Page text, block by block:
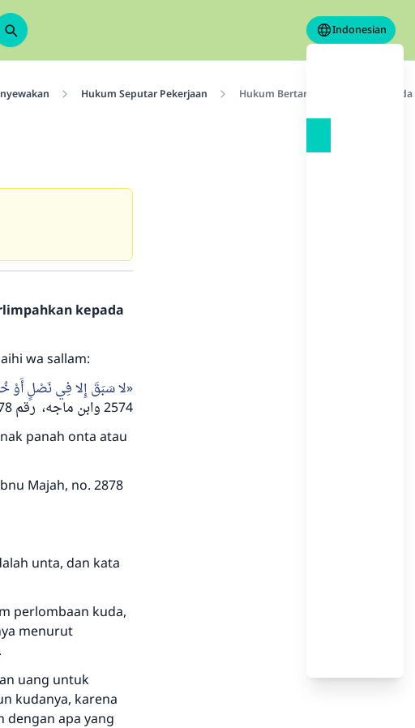
Indonesian
Hukum Seputar Pekerjaan Hukum Bertaruh Pada Pacuan Kuda
kepada
wa sallam:
لا سَبَقَ إِلا فِي نَصْلٍ أَوْ
2574 وابن ماجه، رقم 2878 وصححه الألباني في صحيح أبي داود)
panah onta atau
Majah, no. 2878
unta, dan kata
perlombaan kuda,
menurut
uang untuk
kudanya, karena
dengan apa yang